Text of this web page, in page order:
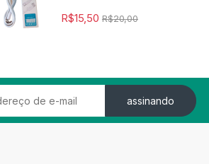
R$15,50 R$20,00
assinando